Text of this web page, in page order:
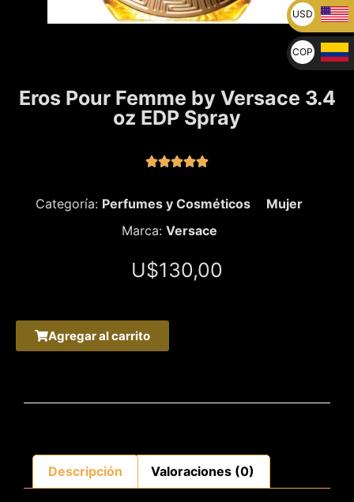
Eros Pour Femme by Versace 3.4
oz EDP Spray

Categoría: Perfumes y Cosméticos
Mujer
Marca: Versace
U$130,00
Agregar al carrito
Descripción Valoraciones (0)
USD
U$
COP
$